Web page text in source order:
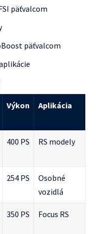
päťvalcom
päťvalcom
Výkon Aplikácia
400 PS RS modely
254 PS
Osobné
vozidlá
350 PS Focus RS